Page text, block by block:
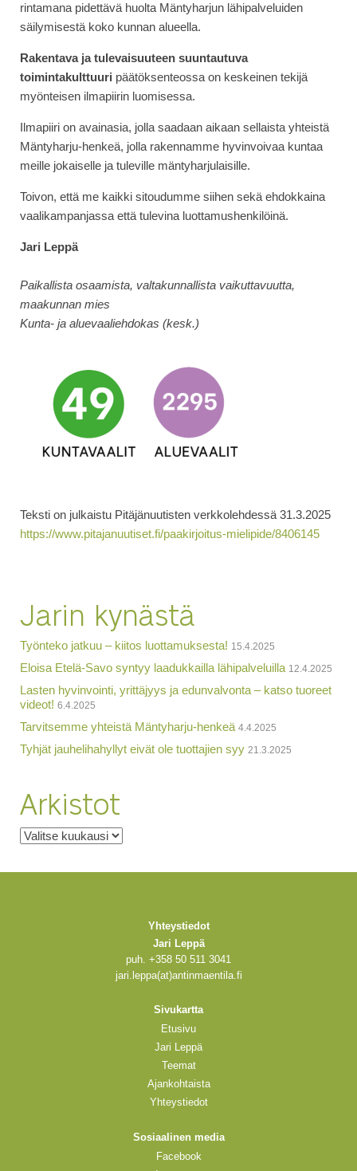
rintamana pidettävä huolta Mäntyharjun lähipalveluiden
säilymisestä koko kunnan alueella.
Rakentava ja tulevaisuuteen suuntautuva
toimintakulttuuri päätöksenteossa on keskeinen tekijä
myönteisen ilmapiirin luomisessa.
Ilmapiiri on avainasia, jolla saadaan aikaan sellaista yhteistä
Mäntyharju-henkeä, jolla rakennamme hyvinvoivaa kuntaa
meille jokaiselle ja tuleville mäntyharjulaisille.
Toivon, että me kaikki sitoudumme siihen sekä ehdokkaina
vaalikampanjassa että tulevina luottamushenkilöinä.
Jari Leppä
Paikallista osaamista, valtakunnallista vaikuttavuutta,
maakunnan mies
Kunta- ja aluevaaliehdokas (kesk.)
Teksti on julkaistu Pitäjänuutisten verkkolehdessä 31.3.2025
https://www.pitajanuutiset.fi/paakirjoitus-mielipide/8406145
Jarin kynästä
Työnteko jatkuu – kiitos luottamuksesta! 15.4.2025
Eloisa Etelä-Savo syntyy laadukkailla lähipalveluilla 12.4.2025
Lasten hyvinvointi, yrittäjyys ja edunvalvonta – katso tuoreet
videot! 6.4.2025
Tarvitsemme yhteistä Mäntyharju-henkeä 4.4.2025
Tyhjät jauhelihahyllyt eivät ole tuottajien syy 21.3.2025
Arkistot
Arkistot
Yhteystiedot
Jari Leppä
puh. +358 50 511 3041
jari.leppa(at)antinmaentila.fi
Sivukartta
Etusivu
Jari Leppä
Teemat
Ajankohtaista
Yhteystiedot
Sosiaalinen media
Facebook